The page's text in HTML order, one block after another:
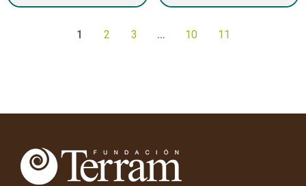
1 2 3 … 10 11